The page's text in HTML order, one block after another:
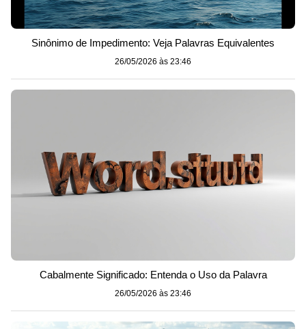
Sinônimo de Impedimento: Veja Palavras Equivalentes
26/05/2026 às 23:46
Cabalmente Significado: Entenda o Uso da Palavra
26/05/2026 às 23:46